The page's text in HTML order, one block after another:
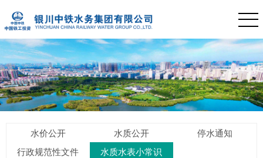
水价公开 水质公开
停水通知
行政规范性文件
水质水表小常识